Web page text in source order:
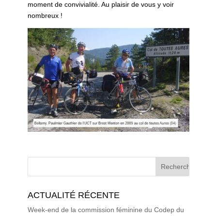
moment de convivialité. Au plaisir de vous y voir
nombreux !
ACTUALITÉ RÉCENTE
Week-end de la commission féminine du Codep du